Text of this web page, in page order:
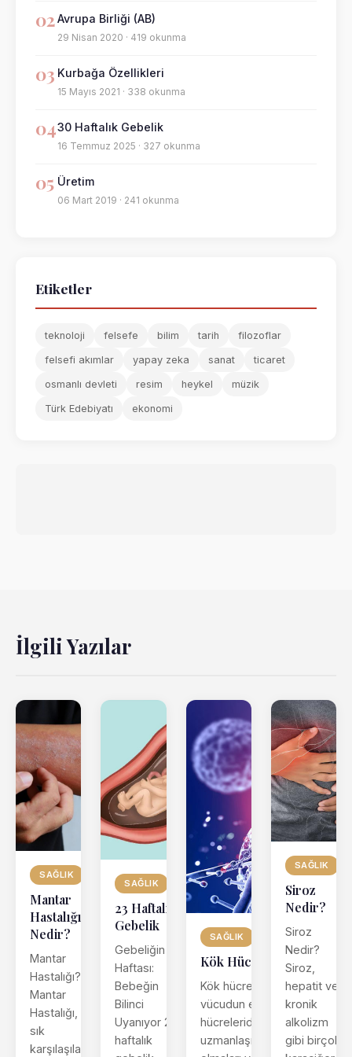
02Avrupa Birliği (AB)
29 Nisan 2020 · 419 okunma
03 Kurbağa Özellikleri
15 Mayıs 2021 · 338 okunma
0430 Haftalık Gebelik
16 Temmuz 2025 · 327 okunma
05 Üretim
06 Mart 2019 · 241 okunma
Etiketler
teknoloji felsefe bilim tarih filozoflar
felsefi akımlar yapay zeka sanat ticaret
osmanlı devleti resim heykel müzik
Türk Edebiyatı ekonomi
İlgili Yazılar
SAĞLIK
Mantar
Hastalığı
Nedir?
Mantar
Hastalığı?
Mantar
Hastalığı, en
sık
karşılaşılan
SAĞLIK
23 Haftalık
Gebelik
Gebeliğin 23.
Haftası:
Bebeğin
Bilinci
Uyanıyor 23
haftalık
SAĞLIK
Kök Hücre
Kök hücre
vücudun eşsiz
hücreleridir,
uzmanlaşmamış
SAĞLIK
Siroz
Nedir?
Siroz
Nedir?
Siroz,
hepatit ve
kronik
alkolizm
gibi birçok